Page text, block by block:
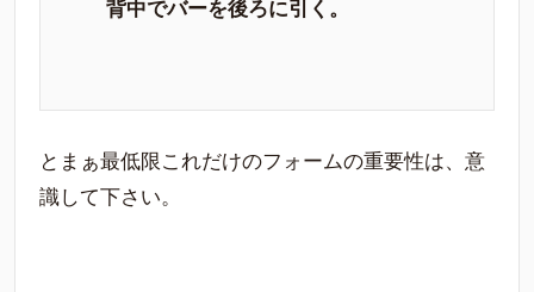
背中でバーを後ろに引く。
とまぁ最低限これだけのフォームの重要性は、意
識して下さい。